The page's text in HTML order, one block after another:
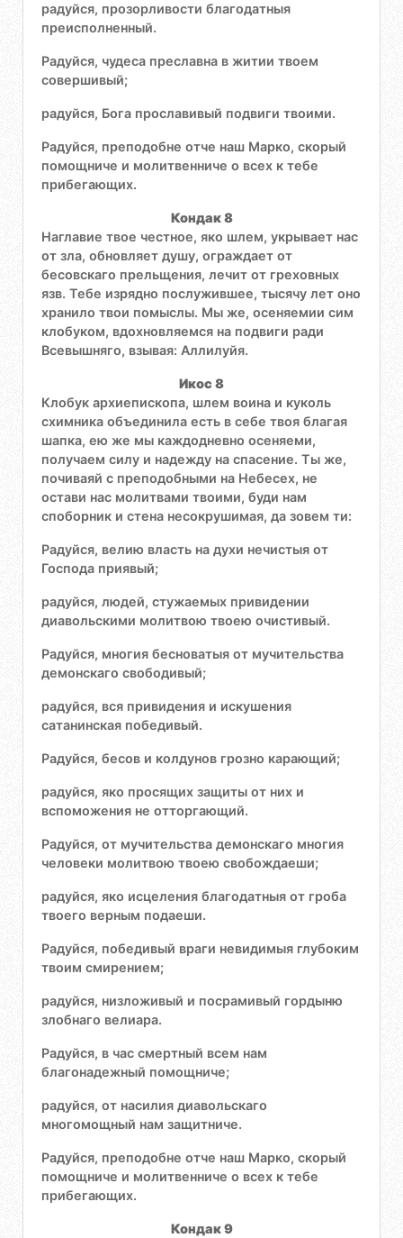
радуйся, прозорливости благодатныя
преисполненный.
Радуйся, чудеса преславна в житии твоем
совершивый;
радуйся, Бога прославивый подвиги твоими.
Радуйся, преподобне отче наш Марко, скорый
помощниче и молитвенниче о всех к тебе
прибегающих.
Кондак 8
Наглавие твое честное, яко шлем, укрывает нас
от зла, обновляет душу, ограждает от
бесовскаго прельщения, лечит от греховных
язв. Тебе изрядно послужившее, тысячу лет оно
хранило твои помыслы. Мы же, осеняемии сим
клобуком, вдохновляемся на подвиги ради
Всевышняго, взывая: Аллилуйя.
Икос 8
Клобук архиепископа, шлем воина и куколь
схимника объединила есть в себе твоя благая
шапка, ею же мы каждодневно осеняеми,
получаем силу и надежду на спасение. Ты же,
почиваяй с преподобными на Небесех, не
остави нас молитвами твоими, буди нам
споборник и стена несокрушимая, да зовем ти:
Радуйся, велию власть на духи нечистыя от
Господа приявый;
радуйся, людей, стужаемых привидении
диавольскими молитвою твоею очистивый.
Радуйся, многия бесноватыя от мучительства
демонскаго свободивый;
радуйся, вся привидения и искушения
сатанинская победивый.
Радуйся, бесов и колдунов грозно карающий;
радуйся, яко просящих защиты от них и
вспоможения не отторгающий.
Радуйся, от мучительства демонскаго многия
человеки молитвою твоею свобождаеши;
радуйся, яко исцеления благодатныя от гроба
твоего верным подаеши.
Радуйся, победивый враги невидимыя глубоким
твоим смирением;
радуйся, низложивый и посрамивый гордыню
злобнаго велиара.
Радуйся, в час смертный всем нам
благонадежный помощниче;
радуйся, от насилия диавольскаго
многомощный нам защитниче.
Радуйся, преподобне отче наш Марко, скорый
помощниче и молитвенниче о всех к тебе
прибегающих.
Кондак 9